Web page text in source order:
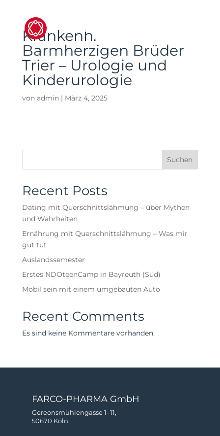
Krankenh.
Barmherzigen Brüder
Trier – Urologie und
Kinderurologie
von admin| März 4, 2025
Suchen
Recent Posts
Dating mit Querschnittslähmung – über Mythen
und Wahrheiten
Ernährung mit Querschnittslähmung – Was mir
gut tut
Auslandssemester
Erstes NDOteenCamp in Bayreuth (Süd)
Mobil sein mit einem umgebauten Auto
Recent Comments
Es sind keine Kommentare vorhanden.
FARCO-PHARMA GmbH
Gereonsmühlengasse 1–11,
50670 Köln